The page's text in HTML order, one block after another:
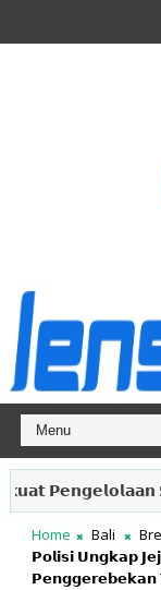
Home Bali
𝗣𝗼𝗹𝗶𝘀𝗶 𝗨𝗻𝗴𝗸𝗮𝗽
𝗣𝗲𝗻𝗴𝗴𝗲𝗿𝗲𝗯𝗲𝗸𝗮𝗻